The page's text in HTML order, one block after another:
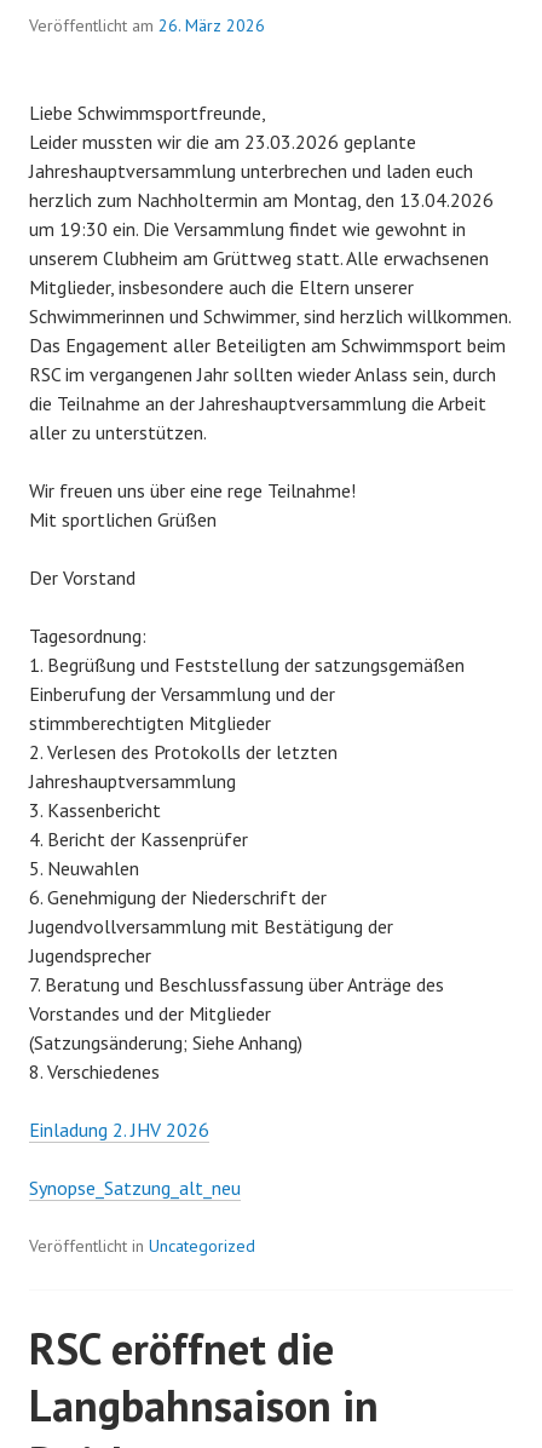
REESER
SC
Veröffentlicht am 26. März 2026
Liebe Schwimmsportfreunde,
Leider mussten wir die am 23.03.2026 geplante
Jahreshauptversammlung unterbrechen und laden euch
herzlich zum Nachholtermin am Montag, den 13.04.2026
um 19:30 ein. Die Versammlung findet wie gewohnt in
unserem Clubheim am Grüttweg statt. Alle erwachsenen
Mitglieder, insbesondere auch die Eltern unserer
Schwimmerinnen und Schwimmer, sind herzlich willkommen.
Das Engagement aller Beteiligten am Schwimmsport beim
RSC im vergangenen Jahr sollten wieder Anlass sein, durch
die Teilnahme an der Jahreshauptversammlung die Arbeit
aller zu unterstützen.
Wir freuen uns über eine rege Teilnahme!
Mit sportlichen Grüßen
Der Vorstand
Tagesordnung:
1. Begrüßung und Feststellung der satzungsgemäßen
Einberufung der Versammlung und der
stimmberechtigten Mitglieder
2. Verlesen des Protokolls der letzten
Jahreshauptversammlung
3. Kassenbericht
4. Bericht der Kassenprüfer
5. Neuwahlen
6. Genehmigung der Niederschrift der
Jugendvollversammlung mit Bestätigung der
Jugendsprecher
7. Beratung und Beschlussfassung über Anträge des
Vorstandes und der Mitglieder
(Satzungsänderung; Siehe Anhang)
8. Verschiedenes
Einladung 2. JHV 2026
Synopse_Satzung_alt_neu
Veröffentlicht in Uncategorized
RSC eröffnet die
Langbahnsaison in